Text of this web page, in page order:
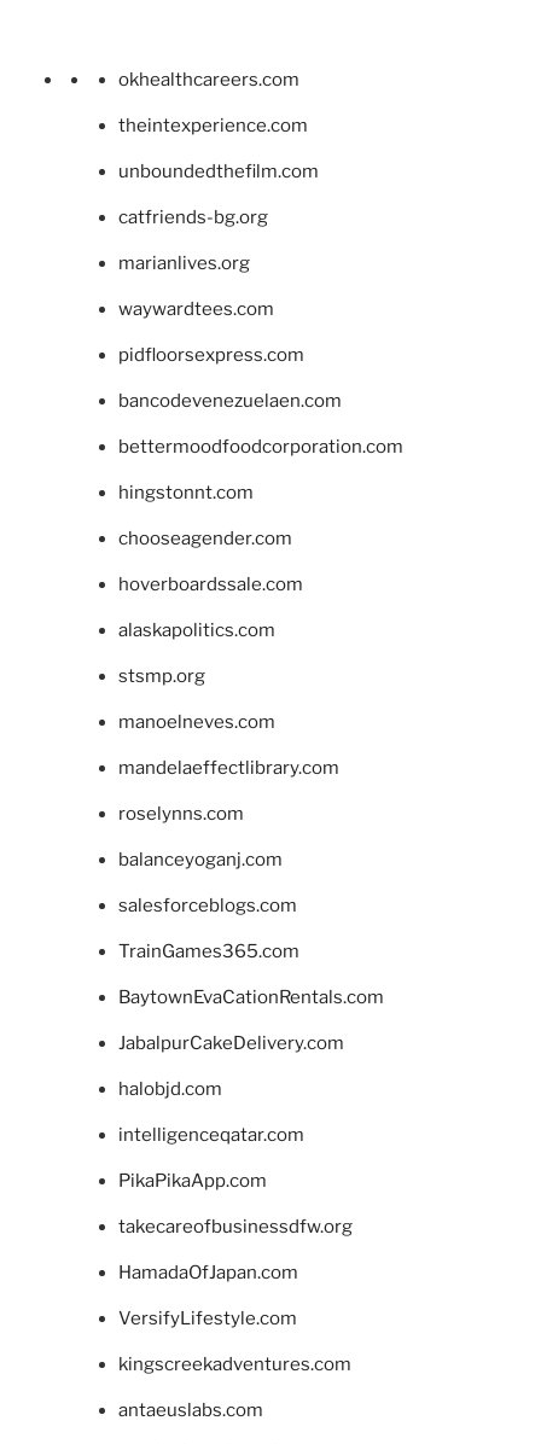
okhealthcareers.com
theintexperience.com
unboundedthefilm.com
catfriends-bg.org
marianlives.org
waywardtees.com
pidfloorsexpress.com
bancodevenezuelaen.com
bettermoodfoodcorporation.com
hingstonnt.com
chooseagender.com
hoverboardssale.com
alaskapolitics.com
stsmp.org
manoelneves.com
mandelaeffectlibrary.com
roselynns.com
balanceyoganj.com
salesforceblogs.com
TrainGames365.com
BaytownEvaCationRentals.com
JabalpurCakeDelivery.com
halobjd.com
intelligenceqatar.com
PikaPikaApp.com
takecareofbusinessdfw.org
HamadaOfJapan.com
VersifyLifestyle.com
kingscreekadventures.com
antaeuslabs.com